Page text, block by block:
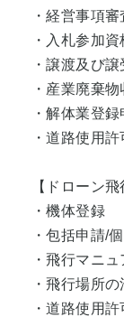
・経営事項
・入札参加
・譲渡及び
・産業廃棄
・解体業登
・道路使用許
【ドローン飛
・機体登録
・包括申請/
・飛行マニ
・飛行場所
・道路使用許